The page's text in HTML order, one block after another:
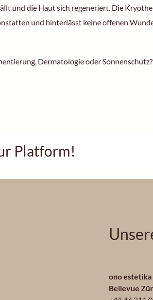
und die Haut sich regeneriert. Die
und hinterlässt keine offenen
Dermatologie oder
Platform!
ono estetika
Bellevue